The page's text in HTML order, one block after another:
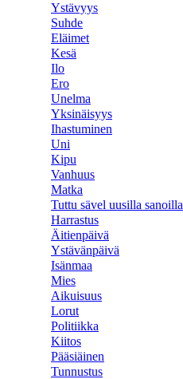
Ystävyys
Suhde
Eläimet
Kesä
Ilo
Ero
Unelma
Yksinäisyys
Ihastuminen
Uni
Kipu
Vanhuus
Matka
Tuttu sävel uusilla sanoilla
Harrastus
Äitienpäivä
Ystävänpäivä
Isänmaa
Mies
Aikuisuus
Lorut
Politiikka
Kiitos
Pääsiäinen
Tunnustus